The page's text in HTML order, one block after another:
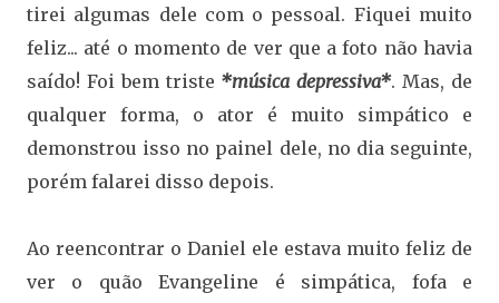
tirei algumas dele com o pessoal. Fiquei muito
feliz... até o momento de ver que a foto não havia
saído! Foi bem triste *música depressiva*. Mas, de
qualquer forma, o ator é muito simpático e
demonstrou isso no painel dele, no dia seguinte,
porém falarei disso depois.
Ao reencontrar o Daniel ele estava muito feliz de
ver o quão Evangeline é simpática, fofa e